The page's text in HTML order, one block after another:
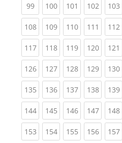
99(current)
100(current)
101 (current)
102 103
108(current)
109(current)
110(current)
111 112
117(current)
118(current)
119(current)
120 121
126(current)
127(current)
128(current)
129 130
135(current)
136(current)
137(current)
138 139
144(current)
145(current)
146(current)
147 148
153(current)
154(current)
155(current)
156 157